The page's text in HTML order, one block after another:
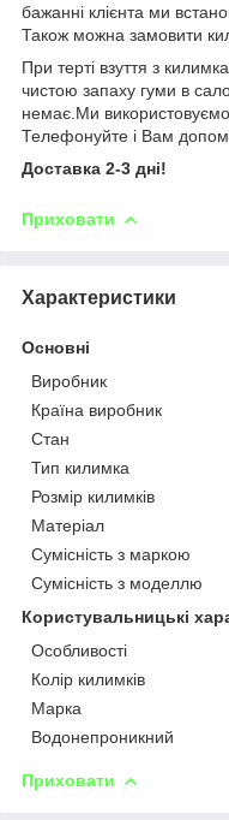
бажанні клієнта ми
Також можна замовити
При терті взуття з
чистою запаху гуми в
немає.Ми
Телефонуйте і Вам
Доставка 2-3 дні!
Приховати
Характеристики
Основні
Виробник
Країна виробник
Стан
Тип килимка
Розмір килимків
Матеріал
Сумісність з маркою
Сумісність з моделлю
Користувальницькі
Особливості
Колір килимків
Марка
Водонепроникний
Приховати